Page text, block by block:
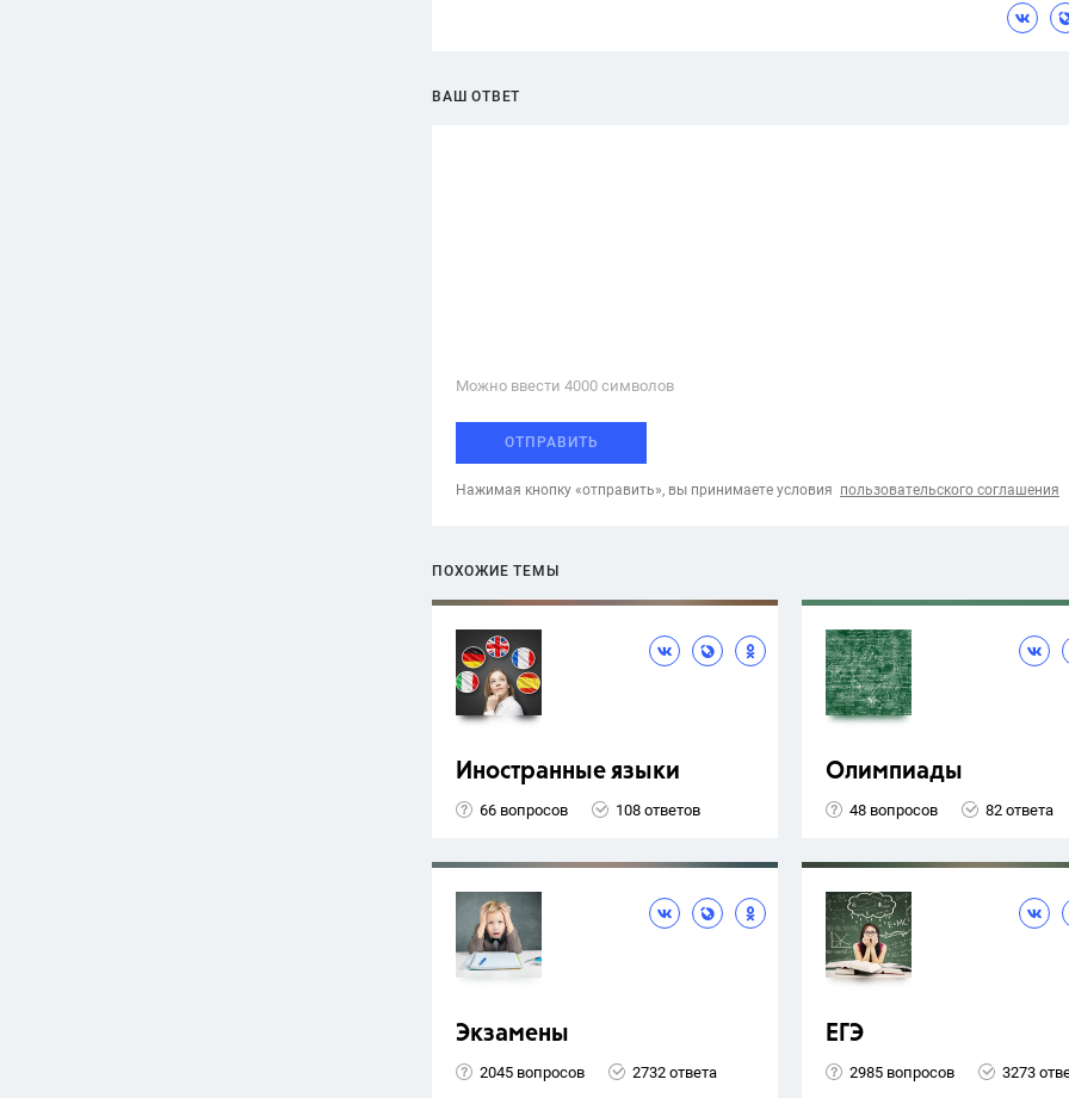
ВАШ ОТВЕТ
Можно ввести 4000 cимволов
ОТПРАВИТЬ
Нажимая кнопку «отправить», вы принимаете условия пользовательского соглашения
ПОХОЖИЕ ТЕМЫ
Иностранные языки
66 вопросов 108 ответов
Олимпиады
48 вопросов 82 ответа
Экзамены
2045 вопросов 2732 ответа
ЕГЭ
2985 вопросов 3273